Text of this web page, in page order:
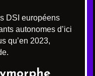
DSI européens
autonomes d’ici
qu’en 2023,